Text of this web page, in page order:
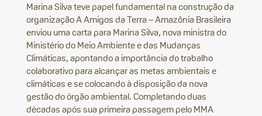
Marina Silva teve papel fundamental na construção da
organizaçãoA Amigos da Terra – Amazônia Brasileira
enviou uma carta para Marina Silva, nova ministra do
Ministério do Meio Ambiente e das Mudanças
Climáticas, apontando a importância do trabalho
colaborativo para alcançar as metas ambientais e
climáticas e se colocando à disposição da nova
gestão do órgão ambiental. Completando duas
décadas após sua primeira passagem pelo MMA